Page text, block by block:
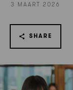
3 MAART 2026
SHARE